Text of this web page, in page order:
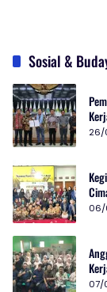
Sosial &
26/
07/